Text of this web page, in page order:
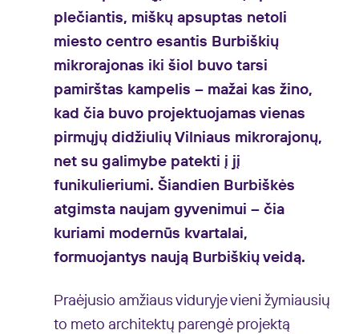
plečiantis, miškų apsuptas netoli
miesto centro esantis Burbiškių
mikrorajonas iki šiol buvo tarsi
pamirštas kampelis – mažai kas žino,
kad čia buvo projektuojamas vienas
pirmųjų didžiulių Vilniaus mikrorajonų,
net su galimybe patekti į jį
funikulieriumi. Šiandien Burbiškės
atgimsta naujam gyvenimui – čia
kuriami modernūs kvartalai,
formuojantys naują Burbiškių veidą.
Praėjusio amžiaus viduryje vieni žymiausių
to meto architektų parengė projektą